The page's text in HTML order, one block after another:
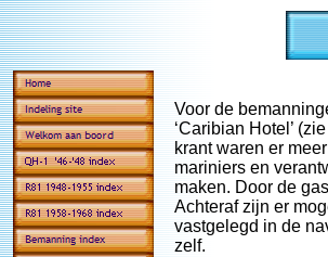
Voor de
‘Caribian Hotel’
krant waren er
mariniers en
maken. Door de
Achteraf zijn er
vastgelegd in de
zelf.